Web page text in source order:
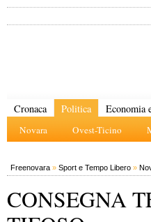
Cronaca Politica
Novara Ovest-Ticino
Economia
Freenovara » Sport e Tempo Libero »
CONSEGNA